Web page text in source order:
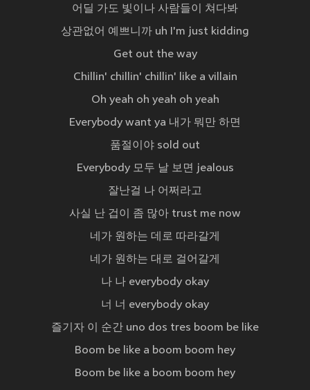
어딜 가도 빛이나 사람들이 쳐다봐
상관없어 예쁘니까 uh I'm just kidding
Get out the way
Chillin' chillin' chillin' like a villain
Oh yeah oh yeah oh yeah
Everybody want ya 내가 뭐만 하면
품절이야 sold out
Everybody 모두 날 보면 jealous
잘난걸 나 어쩌라고
사실 난 겁이 좀 많아 trust me now
네가 원하는 데로 따라갈게
네가 원하는 대로 걸어갈게
나 나 everybody okay
너 너 everybody okay
즐기자 이 순간 uno dos tres boom be like
Boom be like a boom boom hey
Boom be like a boom boom hey